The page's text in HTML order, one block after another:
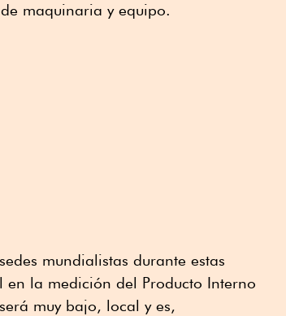
maquinaria y equipo.
mundialistas durante estas
la medición del Producto Interno
muy bajo, local y es,